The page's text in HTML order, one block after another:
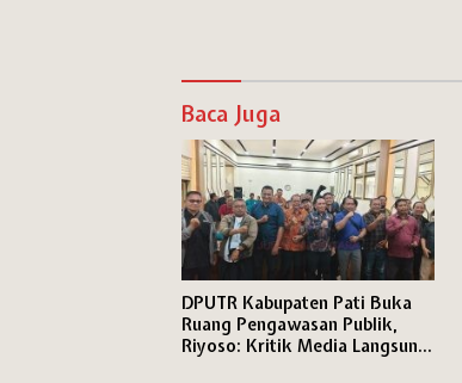
Baca Juga
DPUTR Kabupaten Pati Buka
Ruang Pengawasan Publik,
Riyoso: Kritik Media Langsung